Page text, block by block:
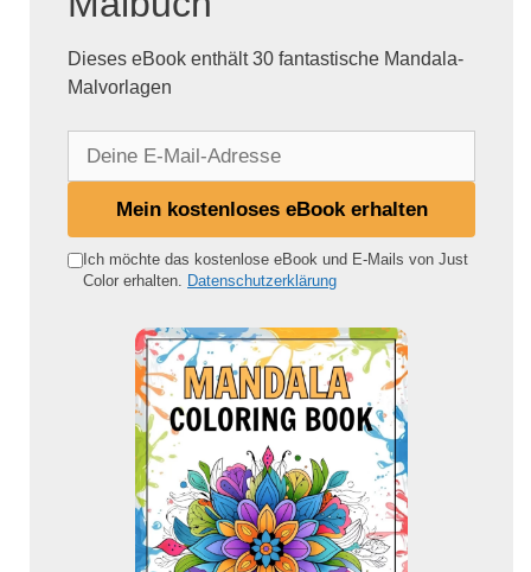
Dieses eBook enthält 30 fantastische Mandala-
Malvorlagen
e
Mein kostenloses eBook erhalten
Ich möchte das kostenlose eBook und E-Mails von Just
Color erhalten. Datenschutzerklärung